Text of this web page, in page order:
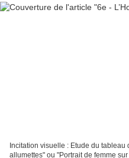
Incitation visuelle : Etude du
allumettes" ou "Portrait de femme